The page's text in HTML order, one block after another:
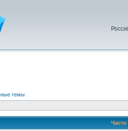
темы